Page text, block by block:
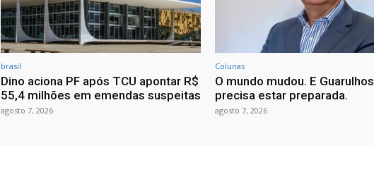
brasil
Dino aciona PF após TCU apontar R$
55,4 milhões em emendas suspeitas
agosto 7, 2026
Colunas
O mundo mudou. E Guarulhos
precisa estar preparada.
agosto 7, 2026